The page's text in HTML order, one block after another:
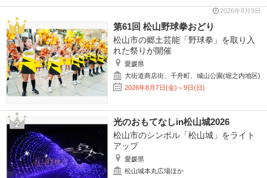
2026年8月9日
第61回 松山野球拳おどり
松山市の郷土芸能「野球拳」を取り入
れた祭りが開催
愛媛県
大街道商店街、千舟町、城山公園(堀之内地区)
2026年8月7日(金)～9日(日)
光のおもてなしin松山城2026
松山市のシンボル「松山城」をライト
アップ
愛媛県
松山城本丸広場ほか